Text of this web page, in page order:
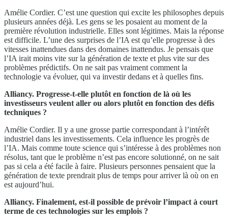
Amélie Cordier. C’est une question qui excite les philosophes depuis
plusieurs années déjà. Les gens se les posaient au moment de la
première révolution industrielle. Elles sont légitimes. Mais la réponse
est difficile. L’une des surprises de l’IA est qu’elle progresse à des
vitesses inattendues dans des domaines inattendus. Je pensais que
l’IA irait moins vite sur la génération de texte et plus vite sur des
problèmes prédictifs. On ne sait pas vraiment comment la
technologie va évoluer, qui va investir dedans et à quelles fins.
Alliancy. Progresse-t-elle plutôt en fonction de là où les
investisseurs veulent aller ou alors plutôt en fonction des défis
techniques ?
Amélie Cordier. Il y a une grosse partie correspondant à l’intérêt
industriel dans les investissements. Cela influence les progrès de
l’IA. Mais comme toute science qui s’intéresse à des problèmes non
résolus, tant que le problème n’est pas encore solutionné, on ne sait
pas si cela a été facile à faire. Plusieurs personnes pensaient que la
génération de texte prendrait plus de temps pour arriver là où on en
est aujourd’hui.
Alliancy. Finalement, est-il possible de prévoir l’impact à court
terme de ces technologies sur les emplois ?